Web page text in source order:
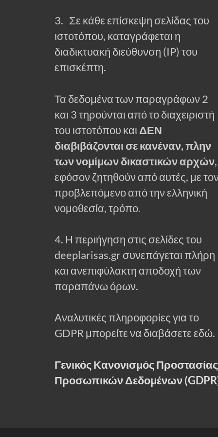
3. Σε κάθε επίσκεψη σελίδας του
ιστοτόπου, καταγράφεται η
διαδικτυακή διεύθυνση (IP) του
επισκέπτη.
Τα δεδομένα των παραγράφων 2
και 3 τηρούνται από το διαχειριστή
του ιστοτόπου και ΔΕΝ
διαβιβάζονται σε κανέναν, πλην
των νομίμων δικαστικών αρχών,
εφόσον ζητηθούν από αυτές, με
προβλεπόμενο από την ελληνική
νομοθεσία, τρόπο.
4. Η περιήγηση στις σελίδες του
deeplarisas.gr συνεπάγεται πλήρη
και ανεπιφύλακτη αποδοχή των
παραπάνω όρων.
Αναλυτικές πληροφορίες για το
GDPR μπορείτε να διαβάσετε εδώ.
Γενικός Κανονισμός Προστασίας
Προσωπικών Δεδομένων